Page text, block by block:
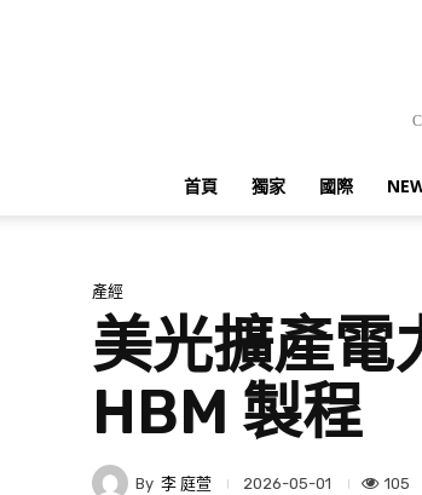
首頁 獨家 國際
產經
美光擴產電
HBM 製程
By 李 庭萱 2026-05-01 105